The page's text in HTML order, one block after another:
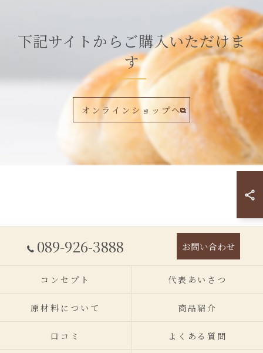
下記サイトからご購入いただけま
す
オンラインショップへ
089-926-3888 お問い合わせ
コンセプト 代表あいさつ
原材料について 商品紹介
口コミ よくある質問